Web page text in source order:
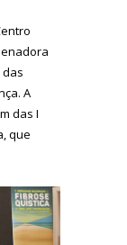
das
A
das I
que